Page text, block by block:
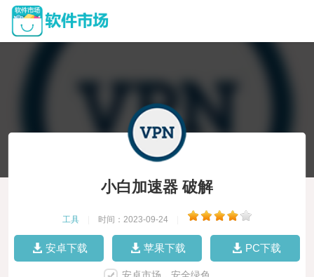
小白加速器 破解
工具 时间：2023-09-24
安卓下载 苹果下载 PC下载
安卓市场，安全绿色